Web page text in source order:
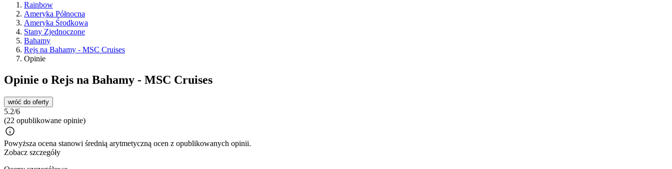
Rainbow
Ameryka Północna
Ameryka Środkowa
Stany Zjednoczone
Bahamy
Rejs na Bahamy - MSC Cruises
Opinie
Opinie o Rejs na Bahamy - MSC Cruises
wróć do oferty
5.2/6
(22 opublikowane opinie)
Powyższa ocena stanowi średnią arytmetyczną ocen z opublikowanych opinii.
Zobacz szczegóły